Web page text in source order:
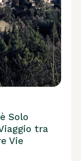
Solo
tra
Vie